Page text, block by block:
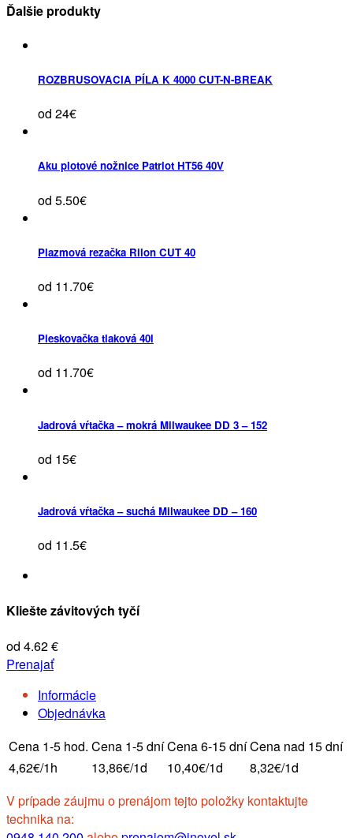
Ďalšie produkty
ROZBRUSOVACIA PÍLA K 4000 CUT-N-BREAK
od 24€
Aku plotové nožnice Patriot HT56 40V
od 5.50€
Plazmová rezačka Rilon CUT 40
od 11.70€
Pieskovačka tlaková 40l
od 11.70€
Jadrová vŕtačka – mokrá Milwaukee DD 3 – 152
od 15€
Jadrová vŕtačka – suchá Milwaukee DD – 160
od 11.5€
Kliešte závitových tyčí
od 4.62 €
Prenajať
Informácie
Objednávka
Cena 1-5 hod. Cena 1-5 dníCena 6-15 dníCena nad 15 dní
4,62€/1h
13,86€/1d 10,40€/1d
8,32€/1d
V prípade záujmu o prenájom tejto položky kontaktujte
technika na: